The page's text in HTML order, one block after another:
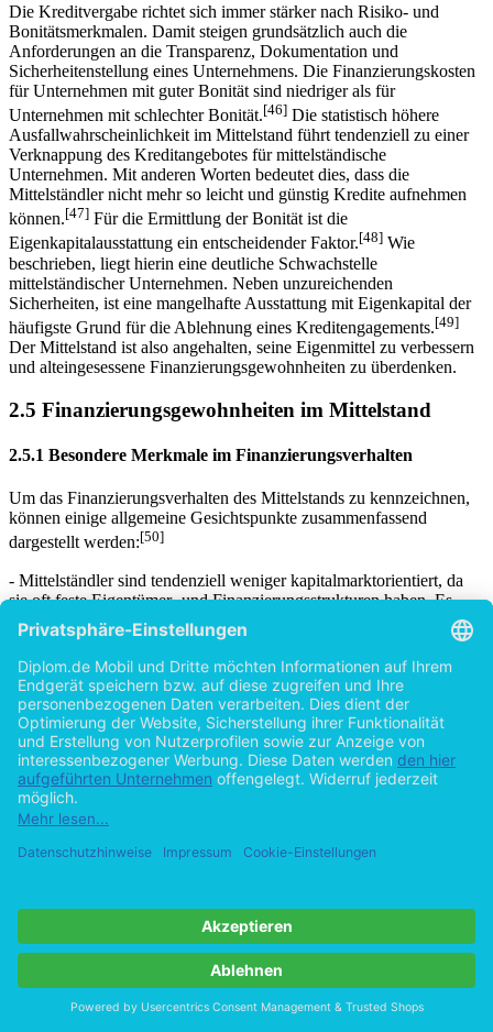
Die Kreditvergabe richtet sich immer stärker nach Risiko- und
Bonitätsmerkmalen. Damit steigen grundsätzlich auch die
Anforderungen an die Transparenz, Dokumentation und
Sicherheitenstellung eines Unternehmens. Die Finanzierungskosten
für Unternehmen mit guter Bonität sind niedriger als für
Unternehmen mit schlechter Bonität.[46] Die statistisch höhere
Ausfallwahrscheinlichkeit im Mittelstand führt tendenziell zu einer
Verknappung des Kreditangebotes für mittelständische
Unternehmen. Mit anderen Worten bedeutet dies, dass die
Mittelständler nicht mehr so leicht und günstig Kredite aufnehmen
können.[47] Für die Ermittlung der Bonität ist die
Eigenkapitalausstattung ein entscheidender Faktor.[48] Wie
beschrieben, liegt hierin eine deutliche Schwachstelle
mittelständischer Unternehmen. Neben unzureichenden
Sicherheiten, ist eine mangelhafte Ausstattung mit Eigenkapital der
häufigste Grund für die Ablehnung eines Kreditengagements.[49]
Der Mittelstand ist also angehalten, seine Eigenmittel zu verbessern
und alteingesessene Finanzierungsgewohnheiten zu überdenken.
2.5 Finanzierungsgewohnheiten im Mittelstand
2.5.1 Besondere Merkmale im Finanzierungsverhalten
Um das Finanzierungsverhalten des Mittelstands zu kennzeichnen,
können einige allgemeine Gesichtspunkte zusammenfassend
dargestellt werden:[50]
- Mittelständler sind tendenziell weniger kapitalmarktorientiert, da
sie oft feste Eigentümer- und Finanzierungsstrukturen haben. Es
findet sich häufig die Rechtsform der Personengesellschaft, die
keinen Zugang zum Kapitalmarkt hat. Selbst wenn eine
Kapitalgesellschaft vorliegt, werden die erhöhten Anforderungen der
Kapitalmärkte, wie z.B. Informations- und Offenlegungspflichten,
i.d.R. vom Mittelstand nicht erfüllt.
- Es gibt viele Familien- bzw. Traditionsunternehmen. Eine
Verwässerung der Stimmrechte soll verhindert werden.
- Die Planungs- und Controllingsysteme sind häufig mangelhaft.
- Im Vergleich zu Großunternehmen hat der Mittelstand meist
größere Probleme, Investitionen durch die Thesaurierung von
Gewinnen zu finanzieren. Dennoch waren bisher die einbehaltenen
Unternehmen.
betrieblichen Sicherheiten begrenzen die Möglichkeiten der
Kreditfinanzierung.
- Die veränderten Rahmenbedingungen in der Kreditwirtschaft
verschärfen die Situation zusätzlich.
Behält man die eben beschriebenen Aspekte im Hinterkopf, stellt